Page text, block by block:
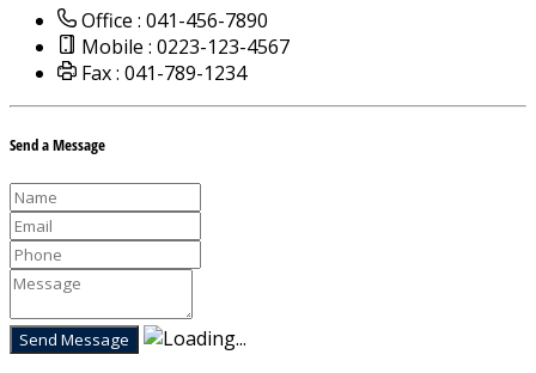
Office : 041-456-7890
Mobile : 0223-123-4567
Fax : 041-789-1234
Send a Message